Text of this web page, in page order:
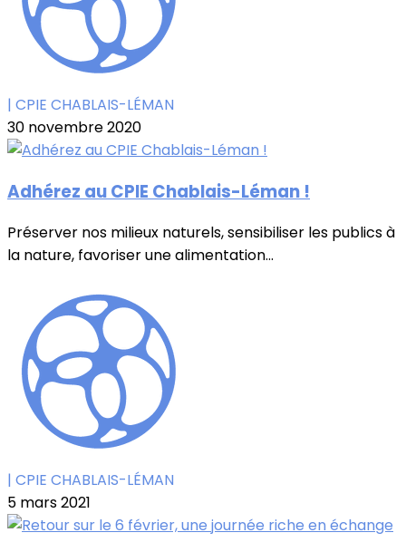
| CPIE CHABLAIS-LÉMAN
30 novembre 2020
Adhérez au CPIE Chablais-Léman !
Préserver nos milieux naturels, sensibiliser les publics à
la nature, favoriser une alimentation...
| CPIE CHABLAIS-LÉMAN
5 mars 2021